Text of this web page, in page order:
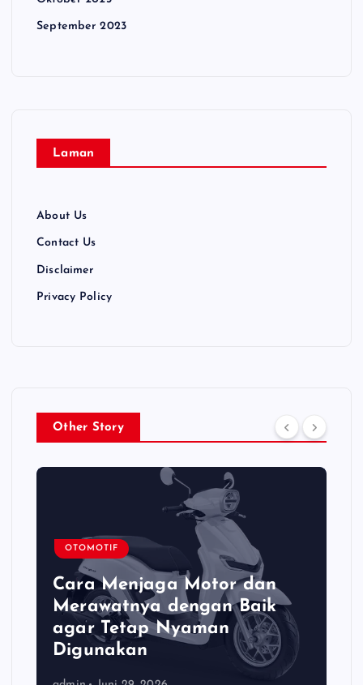
September 2023
Laman
About Us
Contact Us
Disclaimer
Privacy Policy
Other Story
OTOMOTIF
Cara Menjaga Motor dan
Merawatnya dengan Baik
agar Tetap Nyaman
Digunakan